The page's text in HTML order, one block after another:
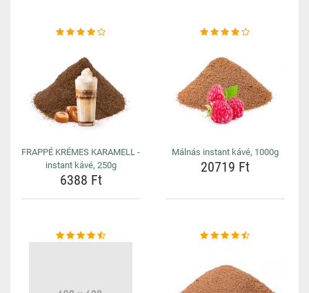
FRAPPÉ KRÉMES KARAMELL -
instant kávé, 250g
6388 Ft
Málnás instant kávé, 1000g
20719 Ft